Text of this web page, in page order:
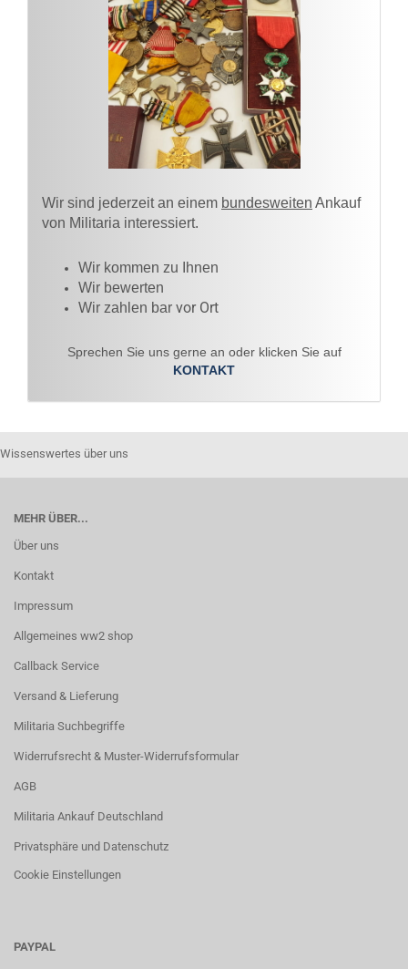
Wir sind jederzeit an einem bundesweiten Ankauf
von Militaria interessiert.
Wir kommen zu Ihnen​
Wir bewerten
Wir zahlen bar vor Ort
Sprechen Sie uns gerne an oder klicken Sie auf
KONTAKT
Wissenswertes über uns
MEHR ÜBER...
Über uns
Kontakt
Impressum
Allgemeines ww2 shop
Callback Service
Versand & Lieferung
Militaria Suchbegriffe
Widerrufsrecht & Muster-Widerrufsformular
AGB
Militaria Ankauf Deutschland
Privatsphäre und Datenschutz
Cookie Einstellungen
PAYPAL